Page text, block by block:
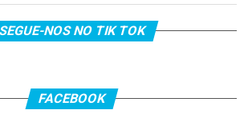
SEGUE-NOS NO TIK TOK
FACEBOOK